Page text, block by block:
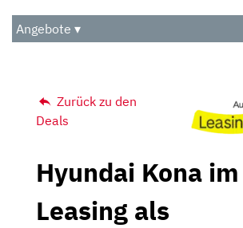
Audio
Das Beste
Angebote ▾
Zurück zu den
Deals
Hyundai Kona im
Leasing als